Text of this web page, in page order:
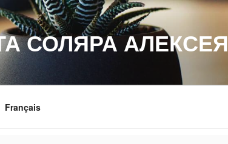
СОЛЯРА АЛЕКСЕЯ
Français